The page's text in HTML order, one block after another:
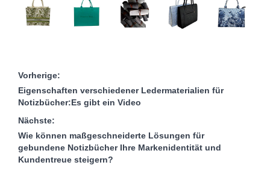
Vorherige:
Eigenschaften verschiedener Ledermaterialien für
Notizbücher:Es gibt ein Video
Nächste:
Wie können maßgeschneiderte Lösungen für
gebundene Notizbücher Ihre Markenidentität und
Kundentreue steigern?